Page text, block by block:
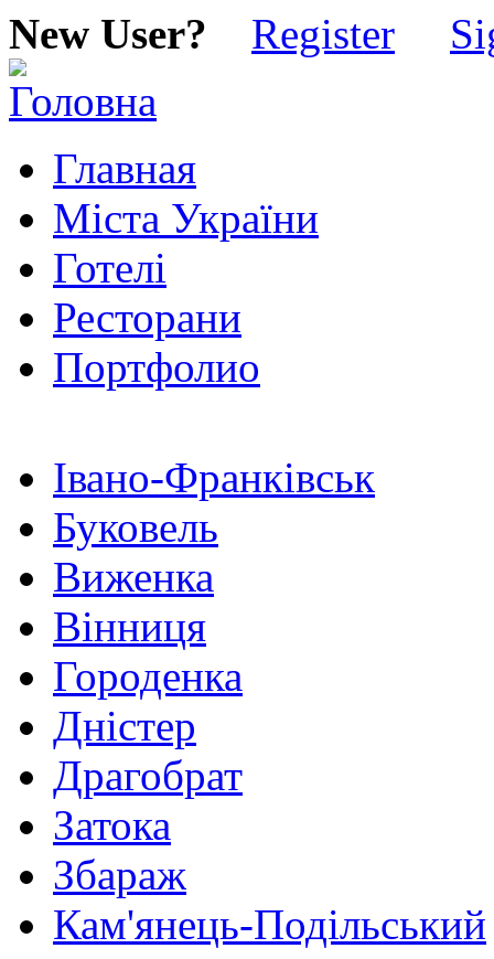
New User? Register
Главная
Міста України
Готелі
Ресторани
Портфолио
Івано-Франківськ
Буковель
Виженка
Вінниця
Городенка
Дністер
Драгобрат
Затока
Збараж
Кам'янець-Подільський